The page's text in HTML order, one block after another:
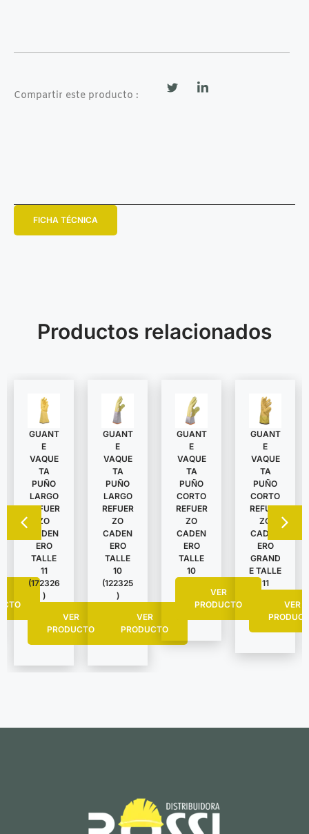
Compartir este producto :
FICHA TÉCNICA
Productos relacionados
GUANT
E
VAQUE
TA
PUÑO
LARGO
REFUER
ZO
CADEN
ERO
TALLE
11
(172326
)
VER
PRODUCTO
GUANT
E
VAQUE
TA
PUÑO
LARGO
REFUER
ZO
CADEN
ERO
TALLE
10
(122325
)
VER
PRODUCTO
GUANT
E
VAQUE
TA
PUÑO
CORTO
REFUER
ZO
CADEN
ERO
TALLE
10
VER
PRODUCTO
GUANT
E
VAQUE
TA
PUÑO
CORTO
REFUER
ZO
CADEN
ERO
GRAND
E TALLE
11
VER